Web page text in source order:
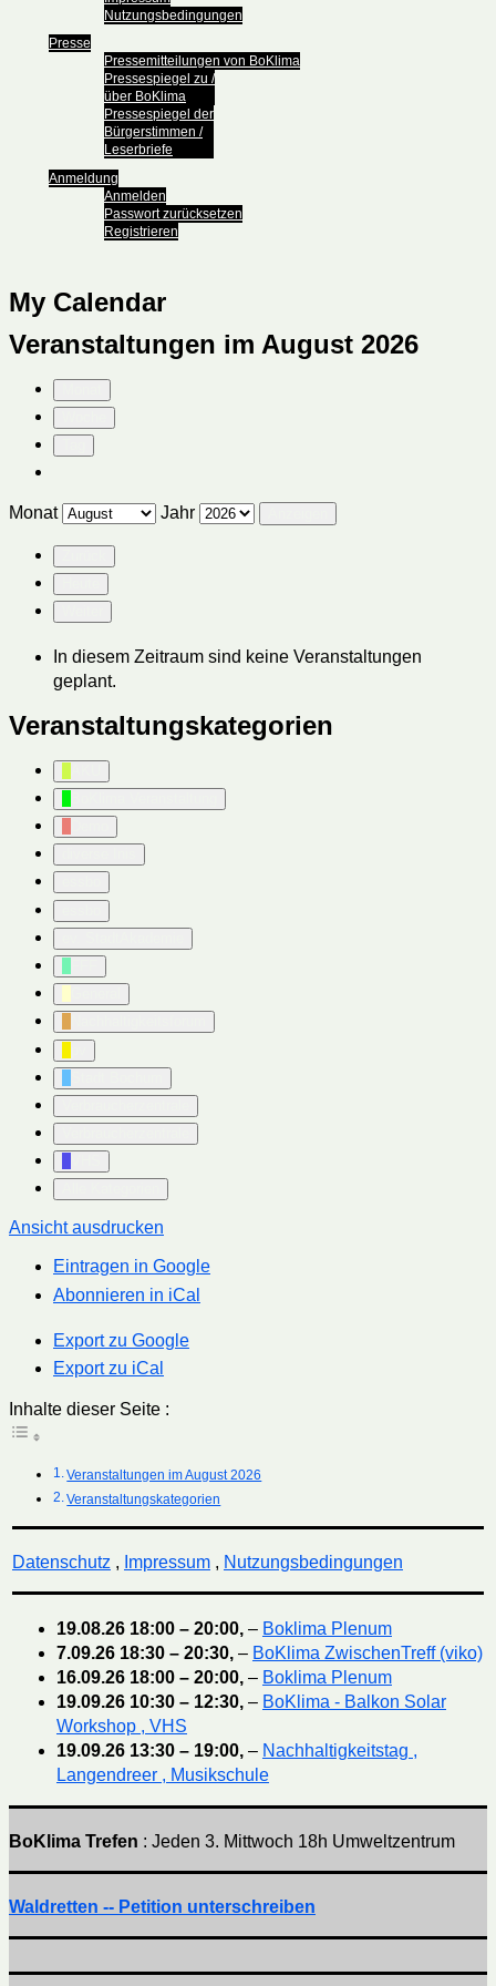
Nutzungsbedingungen
Presse
Pressemitteilungen von BoKlima
Pressespiegel zu /
über BoKlima
Pressespiegel der
Bürgerstimmen /
Leserbriefe
Anmeldung
Anmelden
Passwort zurücksetzen
Registrieren
My Calendar
Veranstaltungen im August 2026
Monat Jahr
In diesem Zeitraum sind keine Veranstaltungen
geplant.
Veranstaltungskategorien
Ansichtausdrucken
Eintragen in Google
Abonnieren in iCal
Export zu Google
Export zu iCal
Inhalte dieser Seite :
Veranstaltungen im August 2026
Veranstaltungskategorien
Datenschutz , Impressum, Nutzungsbedingungen
19.08.26 18:00 – 20:00, – Boklima Plenum
7.09.26 18:30 – 20:30, – BoKlima ZwischenTreff (viko)
16.09.26 18:00 – 20:00, – Boklima Plenum
19.09.26 10:30 – 12:30, – BoKlima - Balkon Solar
Workshop , VHS
19.09.26 13:30 – 19:00, – Nachhaltigkeitstag ,
Langendreer , Musikschule
BoKlima Trefen : Jeden 3. Mittwoch 18h Umweltzentrum
Waldretten -- Petition unterschreiben